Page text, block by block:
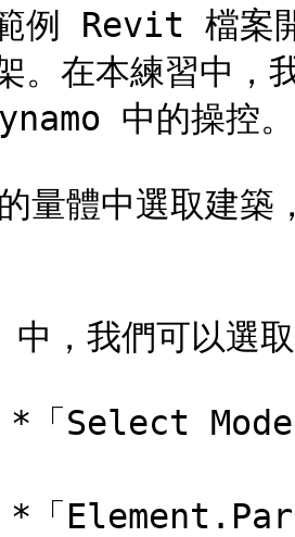
例 Revit 檔案
。在本練習中
中的操控。
體中選取建築
，我們可以選
Select